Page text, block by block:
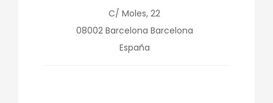
C/ Moles, 22
08002 Barcelona Barcelona
España